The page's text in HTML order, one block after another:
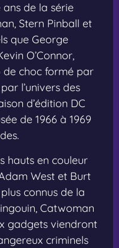
ans de la série
Stern Pinball et
que George
O’Connor,
choc formé par
l’univers des
d’édition DC
de 1966 à 1969
hauts en couleur
West et Burt
connus de la
Catwoman
gadgets viendront
criminels